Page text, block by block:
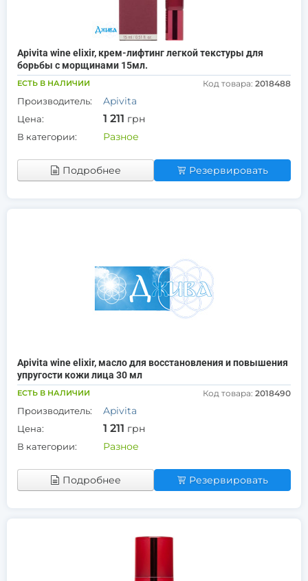
Apivita wine elixir, крем-лифтинг легкой текстуры для
борьбы с морщинами 15мл.
ЕСТЬ В НАЛИЧИИ Код товара: 2018488
Производитель: Apivita
Цена: 1 211 грн
В категории: Разное
Подробнее Резервировать
Apivita wine elixir, масло для восстановления и повышения
упругости кожи лица 30 мл
ЕСТЬ В НАЛИЧИИ Код товара: 2018490
Производитель: Apivita
Цена: 1 211 грн
В категории: Разное
Подробнее Резервировать